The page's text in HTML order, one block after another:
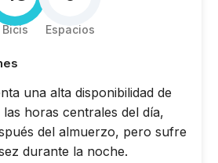
Bicis Espacios
una alta disponibilidad de
horas centrales del día,
del almuerzo, pero sufre
durante la noche.